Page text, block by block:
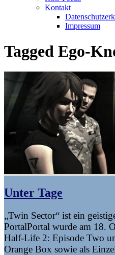
Kontakt
Impressum
Tagged Ego-
Unter Tage
„Twin Sector“ ist ein
PortalPortal wurde am 18.
Half-Life 2: Episode Two
Orange Box sowie als